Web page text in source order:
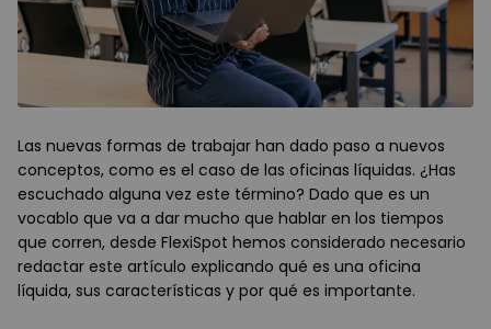
Las nuevas formas de trabajar han dado paso a nuevos
conceptos, como es el caso de las oficinas líquidas. ¿Has
escuchado alguna vez este término? Dado que es un
vocablo que va a dar mucho que hablar en los tiempos
que corren, desde FlexiSpot hemos considerado necesario
redactar este artículo explicando qué es una oficina
líquida, sus características y por qué es importante.